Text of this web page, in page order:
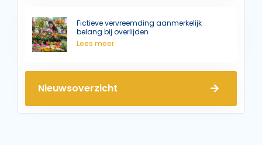
Fictieve vervreemding aanmerkelijk
belang bij overlijden
Lees meer
Nieuwsoverzicht